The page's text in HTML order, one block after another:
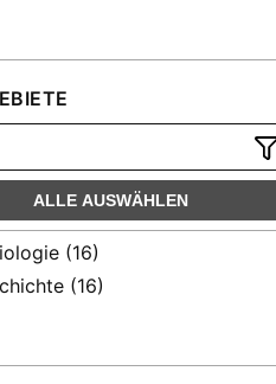
ALLE AUSWÄHLEN
(16)
(16)